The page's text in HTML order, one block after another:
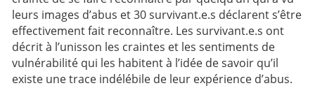
leurs images d’abus et 30 survivant.e.s déclarent s’être
effectivement fait reconnaître. Les survivant.e.s ont
décrit à l’unisson les craintes et les sentiments de
vulnérabilité qui les habitent à l’idée de savoir qu’il
existe une trace indélébile de leur expérience d’abus.